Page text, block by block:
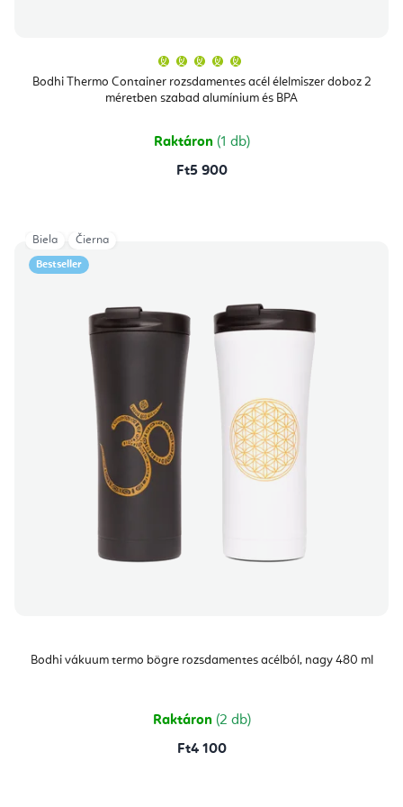
Bodhi Thermo Container rozsdamentes acél élelmiszer doboz 2
méretben szabad alumínium és BPA
átlagos
értékelése
5-
csillag.
Raktáron (1 db)
Ft5 900
Bestseller
Bodhi vákuum termo bögre rozsdamentes acélból, nagy 480 ml
Raktáron (2 db)
Ft4 100
Biela Čierna